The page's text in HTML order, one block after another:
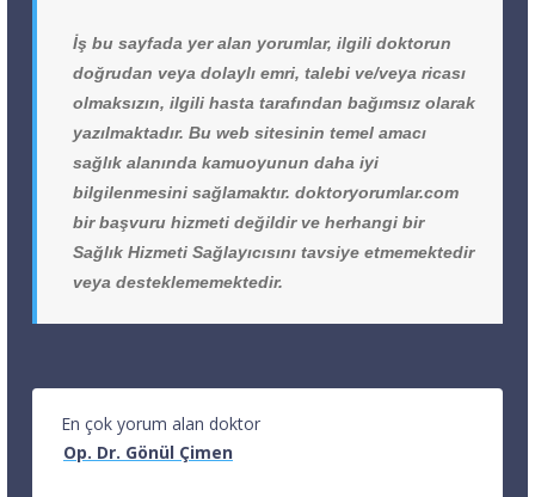
İş bu sayfada yer alan yorumlar, ilgili doktorun
doğrudan veya dolaylı emri, talebi ve/veya ricası
olmaksızın, ilgili hasta tarafından bağımsız olarak
yazılmaktadır. Bu web sitesinin temel amacı
sağlık alanında kamuoyunun daha iyi
bilgilenmesini sağlamaktır. doktoryorumlar.com
bir başvuru hizmeti değildir ve herhangi bir
Sağlık Hizmeti Sağlayıcısını tavsiye etmemektedir
veya desteklememektedir.
En çok yorum alan doktor
Op. Dr. Gönül Çimen